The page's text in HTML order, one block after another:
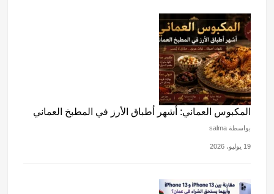
المكبوس العماني: أشهر أطباق الأرز في المطبخ العماني
بواسطة salma
19 يوليو، 2026